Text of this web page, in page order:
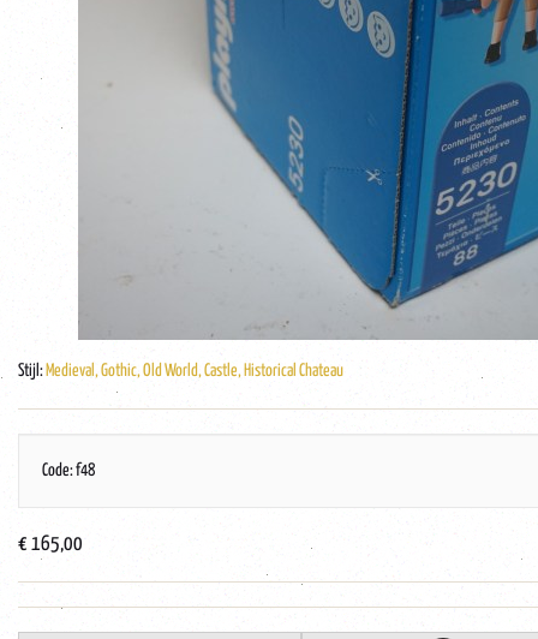
Stijl: Medieval, Gothic, Old World, Castle, Historical Chateau
Code: f48
€ 165,00